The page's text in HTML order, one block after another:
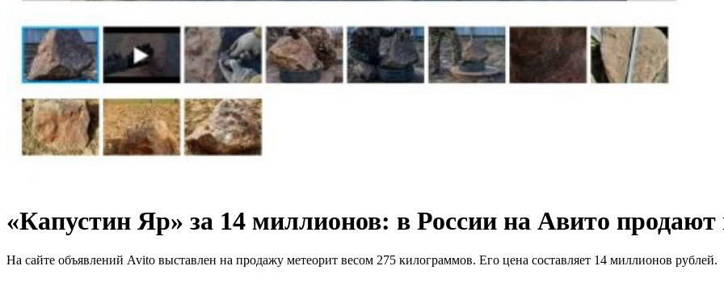
«Капустин Яр» за 14 миллионов: в России на Авито продают
На сайте объявлений Avito выставлен на продажу метеорит весом 275 килограммов. Его цена составляет 14 миллионов рублей.